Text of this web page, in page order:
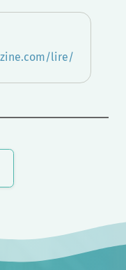
lire/